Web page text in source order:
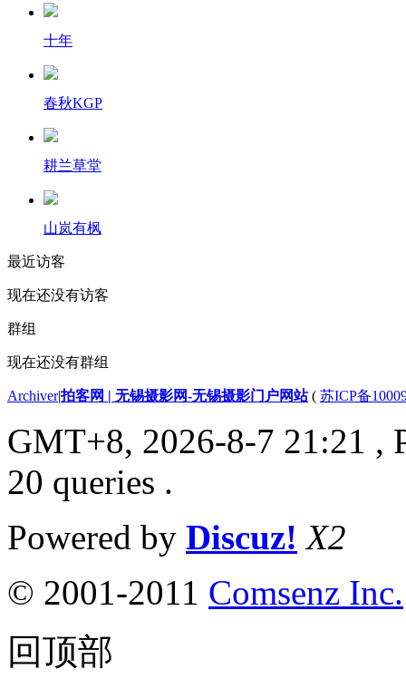
十年
春秋KGP
耕兰草堂
山岚有枫
最近访客
现在还没有访客
群组
现在还没有群组
Archiver|拍客网 | 无锡摄影网-无锡摄影门户网站( 苏ICP备
GMT+8, 2026-8-7 21:21 ,
20 queries .
Powered by Discuz! X2
© 2001-2011 Comsenz Inc.
回顶部